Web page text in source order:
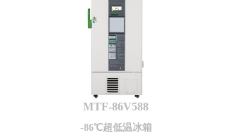
MTF-86V588
-86℃超低温冰箱